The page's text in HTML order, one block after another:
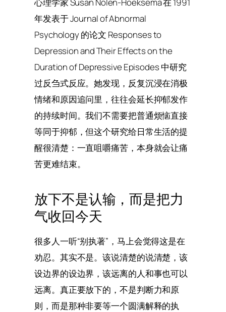
年发表于Journal of Abnormal
Psychology的论文 Responses to
Depression and Their Effects on the
Duration of Depressive Episodes 中研究
过反刍式反应。她发现，反复沉浸在消极
情绪和原因追问里，往往会延长抑郁发作
的持续时间。我们不需要把普通烦恼直接
等同于抑郁，但这个研究给日常生活的提
醒很清楚：一直咀嚼痛苦，本身就会让痛
苦更难结束。
放下不是认输，而是把力
气收回今天
很多人一听“别执著”，马上会觉得这是在
劝忍。其实不是。该说清楚的说清楚，该
设边界的设边界，该远离的人和事也可以
远离。真正要放下的，不是判断力和原
则，而是那种非要等一个圆满解释的执